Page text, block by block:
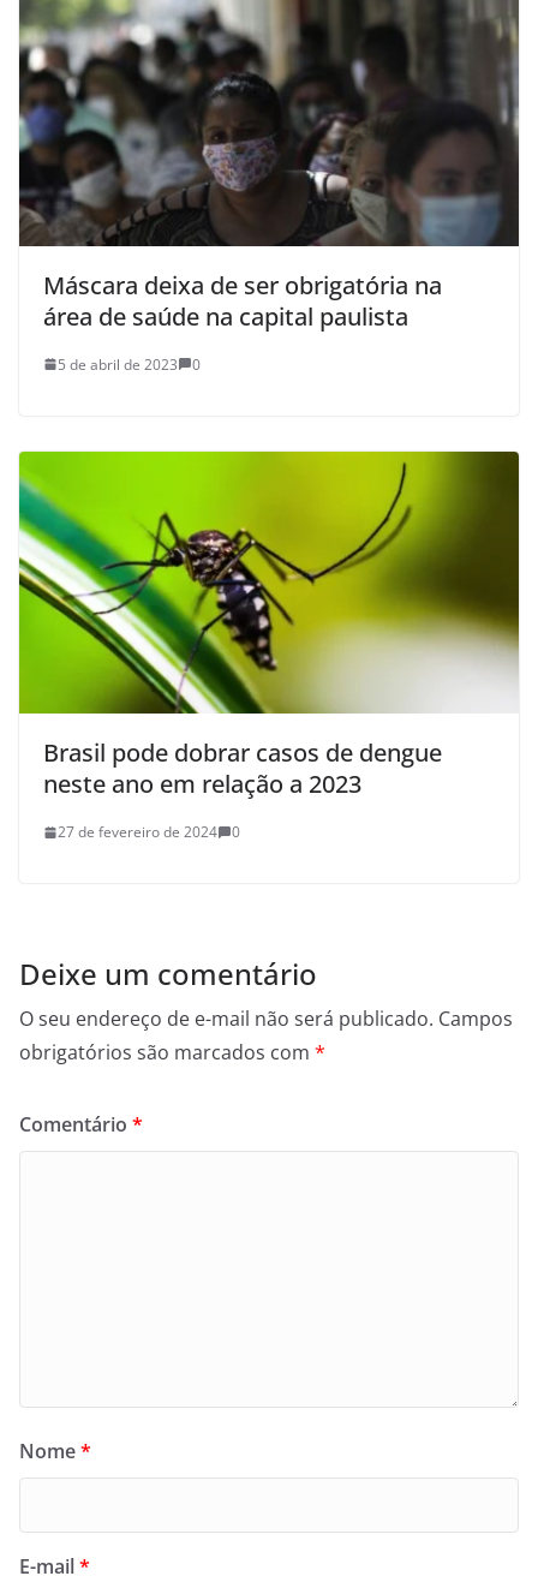
Máscara deixa de ser obrigatória na
área de saúde na capital paulista
5 de abril de 2023 0
Brasil pode dobrar casos de dengue
neste ano em relação a 2023
27 de fevereiro de 2024 0
Deixe um comentário
O seu endereço de e-mail não será publicado. Campos
obrigatórios são marcados com *
Comentário *
Nome*
E-mail*